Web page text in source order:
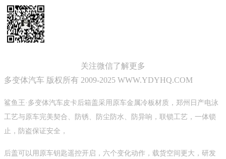
关注微信了解更多
多变体汽车 版权所有 2009-2025 WWW.YDYHQ.COM
鲨鱼王·多变体汽车皮卡后箱盖采用原车金属冷板材质，郑州日产电泳
工艺与原车完美契合、防锈、防尘防水、防异响，联锁工艺，一体锁
止，防盗保证安全，
后盖可以用原车钥匙遥控开启，六个变化动作，载货空间更大，研发